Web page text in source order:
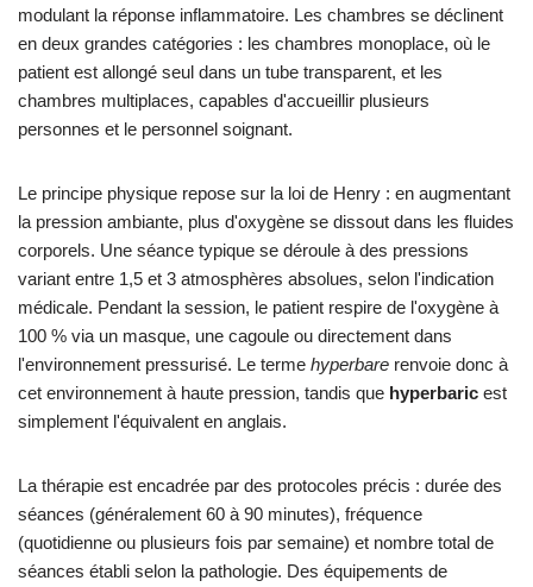
modulant la réponse inflammatoire. Les chambres se déclinent
en deux grandes catégories : les chambres monoplace, où le
patient est allongé seul dans un tube transparent, et les
chambres multiplaces, capables d'accueillir plusieurs
personnes et le personnel soignant.
Le principe physique repose sur la loi de Henry : en augmentant
la pression ambiante, plus d'oxygène se dissout dans les fluides
corporels. Une séance typique se déroule à des pressions
variant entre 1,5 et 3 atmosphères absolues, selon l'indication
médicale. Pendant la session, le patient respire de l'oxygène à
100 % via un masque, une cagoule ou directement dans
l'environnement pressurisé. Le terme hyperbare renvoie donc à
cet environnement à haute pression, tandis que hyperbaric est
simplement l'équivalent en anglais.
La thérapie est encadrée par des protocoles précis : durée des
séances (généralement 60 à 90 minutes), fréquence
(quotidienne ou plusieurs fois par semaine) et nombre total de
séances établi selon la pathologie. Des équipements de